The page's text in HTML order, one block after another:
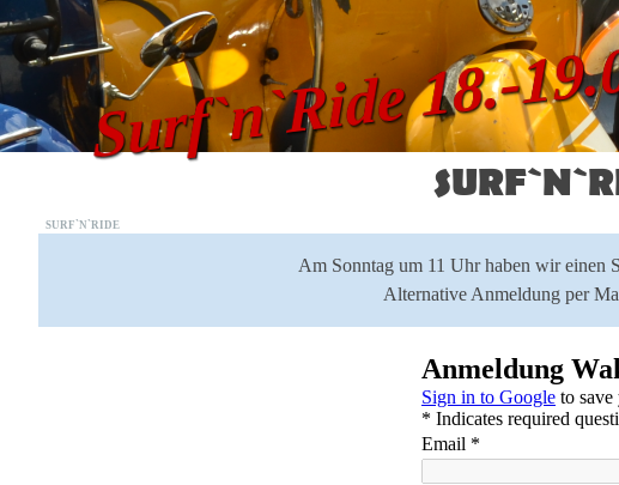
Surf`n`Ride 18.-
SURF`N`RIDE
Am Sonntag um 11 Uhr haben wir einen
Alternative Anmeldung per